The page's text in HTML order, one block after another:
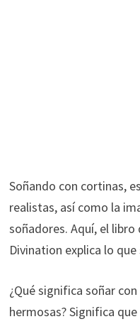
Soñando con cortinas,
realistas, así como la
soñadores. Aquí, el
Divination explica lo
¿Qué significa soñar
hermosas? Significa